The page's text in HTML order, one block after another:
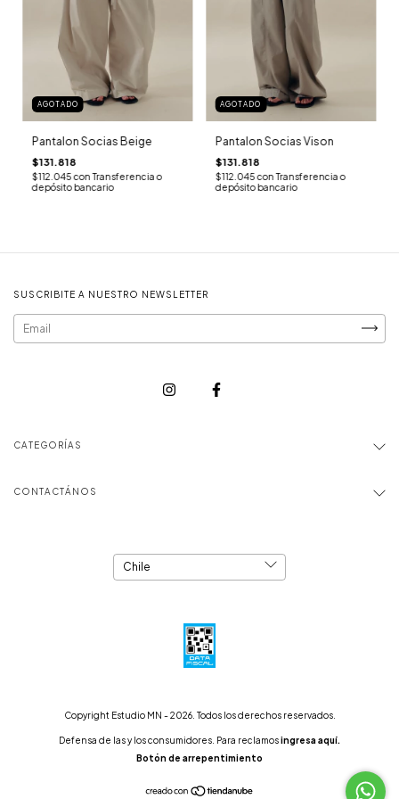
AGOTADO
Pantalon Socias Beige
$131.818
$112.045con Transferencia o
depósito bancario
AGOTADO
Pantalon Socias Vison
$131.818
$112.045con Transferencia o
depósito bancario
SUSCRIBITE A NUESTRO NEWSLETTER
CATEGORÍAS
CONTACTÁNOS
Copyright Estudio MN - 2026. Todos los derechos reservados.
Defensa de las y los consumidores. Para reclamosingresa aquí.
Botón de arrepentimiento